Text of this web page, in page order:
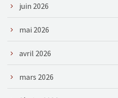
juin 2026
mai 2026
avril 2026
mars 2026